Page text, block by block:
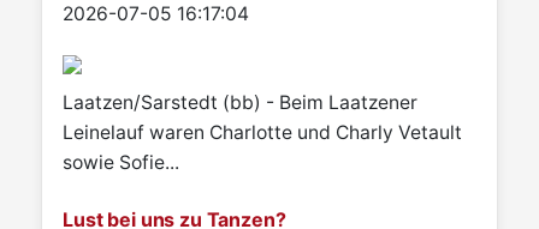
Details
2026-07-05 16:17:04
Laatzen/Sarstedt (bb) - Beim Laatzener
Leinelauf waren Charlotte und Charly Vetault
sowie Sofie...
Lust bei uns zu Tanzen?